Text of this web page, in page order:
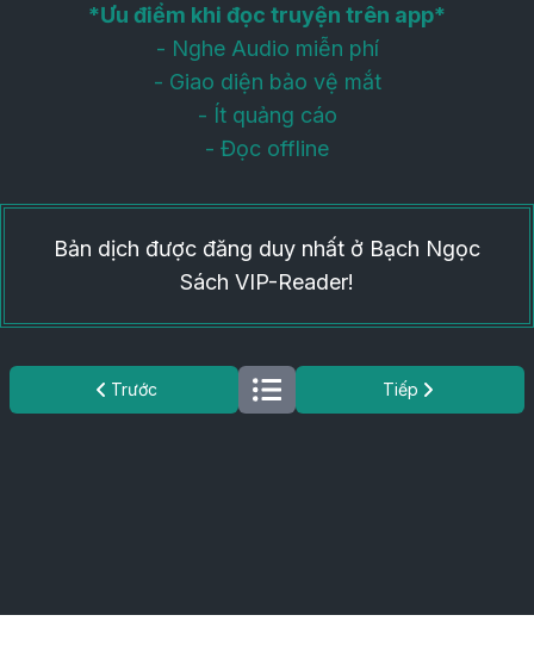
*Ưu điểm khi đọc truyện trên app*
- Nghe Audio miễn phí
- Giao diện bảo vệ mắt
- Ít quảng cáo
- Đọc offline
Bản dịch được đăng duy nhất ở Bạch Ngọc
Sách VIP-Reader!
Trước Tiếp